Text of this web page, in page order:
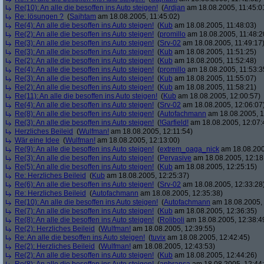
Re(10): An alle die besoffen ins Auto steigen! (Ardjan am 18.08.2005,
Re: lösungen ? (Sajhtam am 18.08.2005, 11:45:02)
Re(4): An alle die besoffen ins Auto steigen! (Kub am 18.08.2005, 11:48:03)
Re(2): An alle die besoffen ins Auto steigen! (promillo am 18.08.2005,
Re(3): An alle die besoffen ins Auto steigen! (Srv-02 am 18.08.2005, 11:49:17)
Re(3): An alle die besoffen ins Auto steigen! (Kub am 18.08.2005, 11:51:25)
Re(2): An alle die besoffen ins Auto steigen! (Kub am 18.08.2005, 11:52:48)
Re(4): An alle die besoffen ins Auto steigen! (promillo am 18.08.2005,
Re(3): An alle die besoffen ins Auto steigen! (Kub am 18.08.2005, 11:55:07)
Re(2): An alle die besoffen ins Auto steigen! (Kub am 18.08.2005, 11:58:21)
Re(11): An alle die besoffen ins Auto steigen! (Kub am 18.08.2005, 12:00:57)
Re(4): An alle die besoffen ins Auto steigen! (Srv-02 am 18.08.2005,
Re(8): An alle die besoffen ins Auto steigen! (Autofachmann am 18.08.2005,
Re(3): An alle die besoffen ins Auto steigen! (!Garfield! am 18.08.2005,
Herzliches Beileid (Wulfman! am 18.08.2005, 12:11:54)
Wär eine Idee (Wulfman! am 18.08.2005, 12:13:00)
Re(9): An alle die besoffen ins Auto steigen! (extrem_oaga_nick am
Re(3): An alle die besoffen ins Auto steigen! (Pervasive am 18.08.2005,
Re(5): An alle die besoffen ins Auto steigen! (Kub am 18.08.2005, 12:25:15)
Re: Herzliches Beileid (Kub am 18.08.2005, 12:25:37)
Re(6): An alle die besoffen ins Auto steigen! (Srv-02 am 18.08.2005,
Re: Herzliches Beileid (Autofachmann am 18.08.2005, 12:35:38)
Re(10): An alle die besoffen ins Auto steigen! (Autofachmann am
Re(7): An alle die besoffen ins Auto steigen! (Kub am 18.08.2005, 12:36:35)
Re(8): An alle die besoffen ins Auto steigen! (Roliboli am 18.08.2005,
Re(2): Herzliches Beileid (Wulfman! am 18.08.2005, 12:39:55)
Re: An alle die besoffen ins Auto steigen! (tuvix am 18.08.2005, 12:42:45)
Re(2): Herzliches Beileid (Wulfman! am 18.08.2005, 12:43:53)
Re(2): An alle die besoffen ins Auto steigen! (Kub am 18.08.2005, 12:44:26)